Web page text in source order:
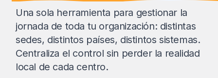
Una sola herramienta para gestionar la
jornada de toda tu organización: distintas
sedes, distintos países, distintos sistemas.
Centraliza el control sin perder la realidad
local de cada centro.